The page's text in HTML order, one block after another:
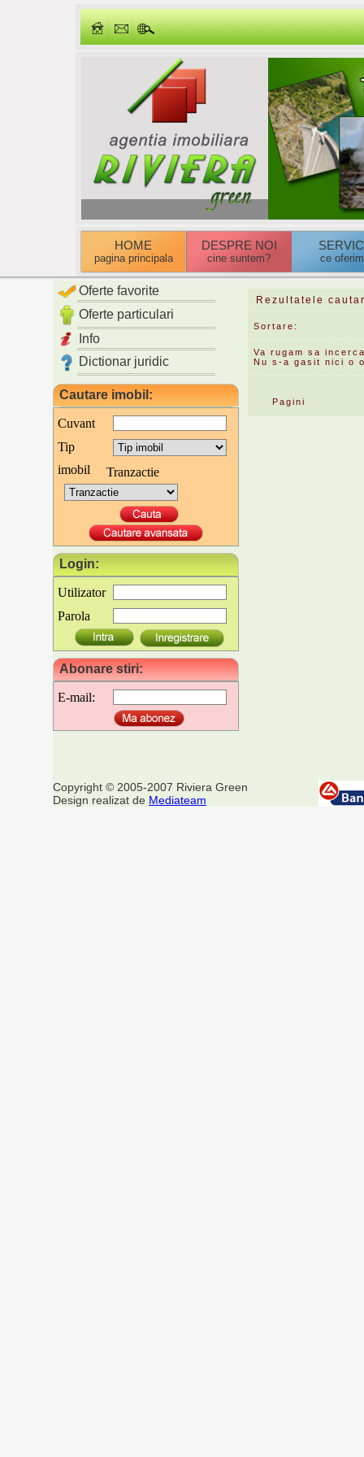
HOME
pagina principala
DESPRE NOI
cine suntem? ce
Oferte favorite
Oferte particulari
Info
Dictionar juridic
Cautare imobil:
Cuvant
Tip
imobil
Tranzactie
Login:
Utilizator
Parola
Abonare stiri:
E-mail:
Rezultatele
Sortare:
Va rugam sa
Nu s-a gasit nici o
Pagini
Copyright © 2005-2007 Riviera Green
Design realizat de Mediateam